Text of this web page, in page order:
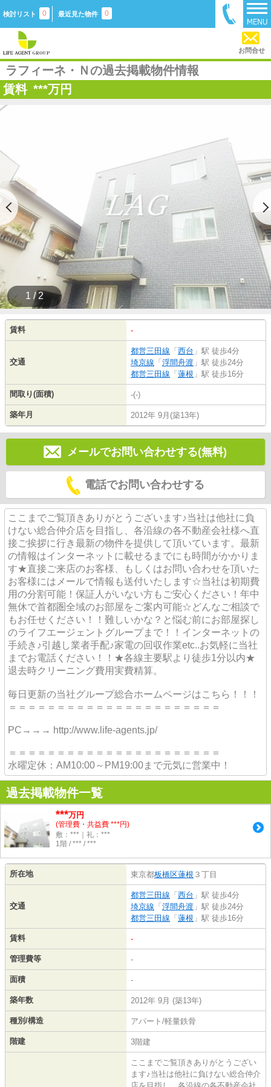
検討リスト 0 最近見た物件 0
お問合せ
ラフィーネ・Ｎの過去掲載物件情報
賃料 ***万円
1 / 2
賃料 -
交通
都営三田線 「 西台 」駅 徒歩4分
埼京線 「 浮間舟渡 」駅 徒歩24分
都営三田線 「 蓮根 」駅 徒歩16分
間取り(面積) -(-)
築年月 2012年 9月(築13年)
メールでお問い合わせする(無料)
電話でお問い合わせする
ここまでご覧頂きありがとうございます♪当社は他社に負
けない総合仲介店を目指し、各沿線の各不動産会社様へ直
接ご挨拶に行き最新の物件を提供して頂いています。最新
の情報はインターネットに載せるまでにも時間がかかりま
す★直接ご来店のお客様、もしくはお問い合わせを頂いた
お客様にはメールで情報も送付いたします☆当社は初期費
用の分割可能！保証人がいない方もご安心ください！年中
無休で首都圏全域のお部屋をご案内可能☆どんなご相談で
もお任せください！！難しいかな？と悩む前にお部屋探し
のライフエージェントグループまで！！インターネットの
手続き♪引越し業者手配♪家電の回収作業etc..お気軽に当社
までお電話ください！！★各線主要駅より徒歩1分以内★
退去時クリーニング費用実費精算。
毎日更新の当社グループ総合ホームページはこちら！！！
＝＝＝＝＝＝＝＝＝＝＝＝＝＝＝＝＝＝＝＝＝＝
PC→→→ http://www.life-agents.jp/
＝＝＝＝＝＝＝＝＝＝＝＝＝＝＝＝＝＝＝＝＝＝
水曜定休：AM10:00～PM19:00まで元気に営業中！
過去掲載物件一覧
***万円
(管理費・共益費 ***円)
敷：***｜礼：***
1階 / *** / ***
所在地 東京都板橋区蓮根 ３丁目
交通
都営三田線 「 西台 」駅 徒歩4分
埼京線 「 浮間舟渡 」駅 徒歩24分
都営三田線 「 蓮根 」駅 徒歩16分
賃料 -
管理費等 -
面積 -
築年数 2012年 9月 (築13年)
種別/構造 アパート/軽量鉄骨
階建 3階建
ここまでご覧頂きありがとうござい
ます♪当社は他社に負けない総合仲介